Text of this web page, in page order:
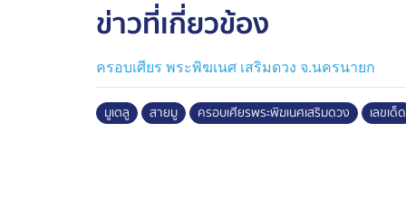
ข่าวที่เกี่ยวข้อง
ครอบเศียร พระพิฆเนศ เสริมดวง จ.นครนายก
มูเตลู สายมู ครอบเศียรพระพิฆเนศเสริมดวง เลขเด็ด